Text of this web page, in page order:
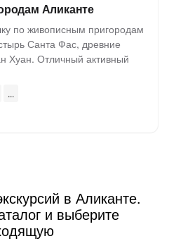
Аликанте
по живописным пригородам
Санта Фас, древние
Хуан. Отличный активный
в Аликанте.
и выберите